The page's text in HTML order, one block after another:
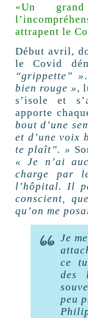
«Un
attrapent le
Début avril,
le Covid
“grippette” »
bien rouge »,
s’isole et
apporte
bout d’une
et d’une voix
te plaît”. »
« Je n’ai
charge par
l’hôpital. Il
conscient,
qu’on me
Je
ce
des
peu